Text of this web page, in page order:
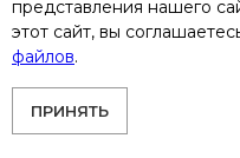
представления нашего
этот сайт, вы
файлов.
ПРИНЯТЬ